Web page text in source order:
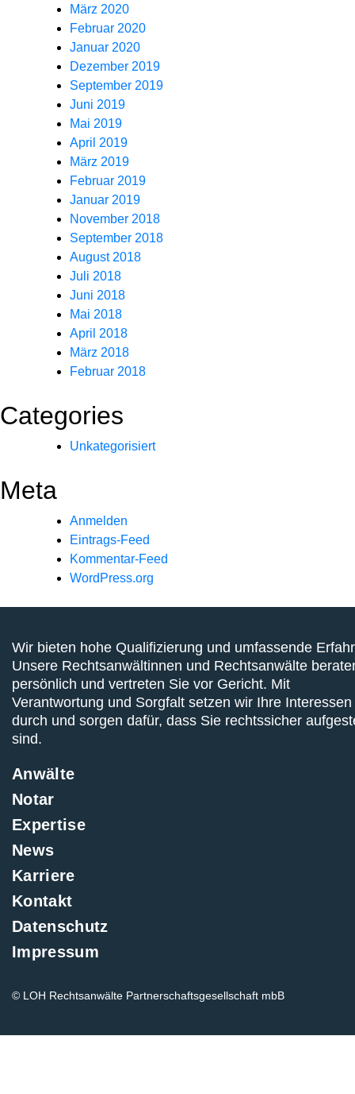
März 2020
Februar 2020
Januar 2020
Dezember 2019
September 2019
Juni 2019
Mai 2019
April 2019
März 2019
Februar 2019
Januar 2019
November 2018
September 2018
August 2018
Juli 2018
Juni 2018
Mai 2018
April 2018
März 2018
Februar 2018
Categories
Unkategorisiert
Meta
Anmelden
Eintrags-Feed
Kommentar-Feed
WordPress.org
Wir bieten hohe Qualifizierung und umfassende
Unsere Rechtsanwältinnen und Rechtsanwälte
persönlich und vertreten Sie vor Gericht. Mit
Verantwortung und Sorgfalt setzen wir Ihre Interessen
durch und sorgen dafür, dass Sie rechtssicher
sind.
Anwälte
Notar
Expertise
News
Karriere
Kontakt
Datenschutz
Impressum
© LOH Rechtsanwälte Partnerschaftsgesellschaft mbB